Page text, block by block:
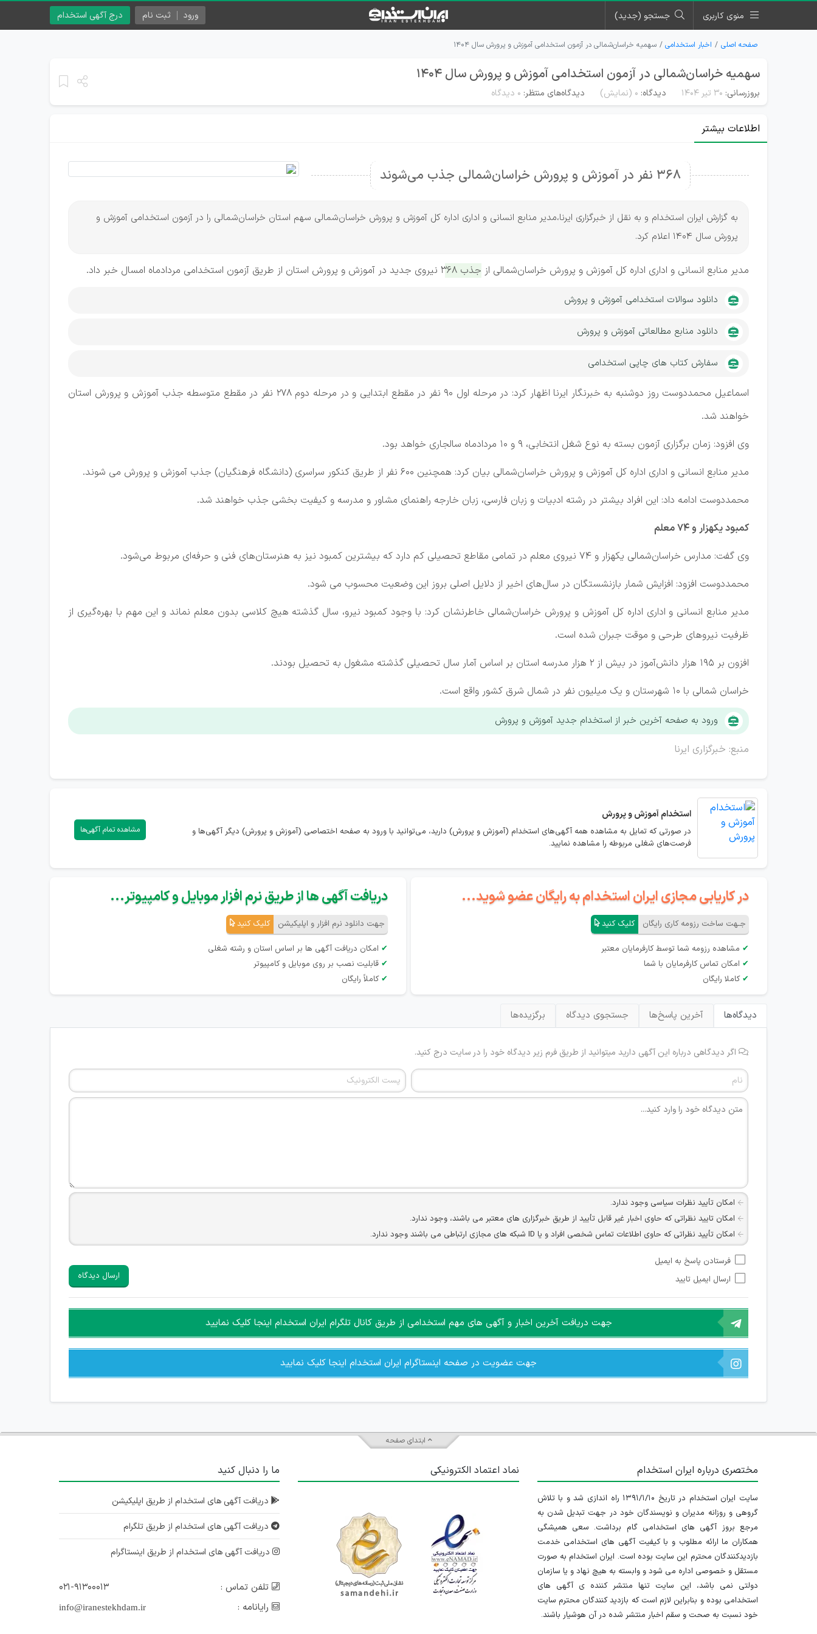
منوی کاربری جستجو (جدید) درج آگهی استخدام ورود ثبت نام
صفحه اصلی اخبار استخدامی سهمیه خراسان‌شمالی در آزمون استخدامی آموزش و پرورش سال ۱۴۰۴
سهمیه خراسان‌شمالی در آزمون استخدامی آموزش و پرورش سال ۱۴۰۴
بروزرسانی: ۳۰ تیر ۱۴۰۴ دیدگاه: 0 (نمایش) دیدگاه‌های منتظر: ۰ دیدگاه
اطلاعات بیشتر
۳۶۸ نفر در آموزش و پرورش خراسان‌شمالی جذب می‌شوند
به گزارش ایران استخدام و به نقل از خبرگزاری ایرنا،مدیر منابع انسانی و اداری اداره کل آموزش و پرورش خراسان‌شمالی سهم استان خراسان‌شمالی را در آزمون استخدامی آموزش و
پرورش سال 1404 اعلام کرد.
مدیر منابع انسانی و اداری اداره کل آموزش و پرورش خراسان‌شمالی از جذب ۳۶۸ نیروی جدید در آموزش و پرورش استان از طریق آزمون استخدامی مردادماه امسال خبر داد.
دانلود سوالات استخدامی آموزش و پرورش
دانلود منابع مطالعاتی آموزش و پرورش
سفارش کتاب های چاپی استخدامی
اسماعیل محمددوست روز دوشنبه به خبرنگار ایرنا اظهار کرد: در مرحله اول ۹۰ نفر در مقطع ابتدایی و در مرحله دوم ۲۷۸ نفر در مقطع متوسطه جذب آموزش و پرورش استان
خواهند شد.
وی افزود: زمان برگزاری آزمون بسته به نوع شغل انتخابی، ۹ و ۱۰ مردادماه سالجاری خواهد بود.
مدیر منابع انسانی و اداری اداره کل آموزش و پرورش خراسان‌شمالی بیان کرد: همچنین ۶۰۰ نفر از طریق کنکور سراسری (دانشگاه فرهنگیان) جذب آموزش و پرورش می شوند.
محمددوست ادامه داد: این افراد بیشتر در رشته ادبیات و زبان فارسی، زبان خارجه راهنمای مشاور و مدرسه و کیفیت بخشی جذب خواهند شد.
کمبود یکهزار و ۷۴ معلم
وی گفت: مدارس خراسان‌شمالی یکهزار و ۷۴ نیروی معلم در تمامی مقاطع تحصیلی کم دارد که بیشترین کمبود نیز به هنرستان‌های فنی و حرفه‌ای مربوط می‌شود.
محمددوست افزود: افزایش شمار بازنشستگان در سال‌های اخیر از دلایل اصلی بروز این وضعیت محسوب می شود.
مدیر منابع انسانی و اداری اداره کل آموزش و پرورش خراسان‌شمالی خاطرنشان کرد: با وجود کمبود نیرو، سال گذشته هیچ کلاسی بدون معلم نماند و این مهم با بهره‌گیری از
ظرفیت نیروهای طرحی و موقت جبران شده است.
افزون بر ۱۹۵ هزار دانش‌آموز در بیش از ۲ هزار مدرسه استان بر اساس آمار سال تحصیلی گذشته مشغول به تحصیل بودند.
خراسان شمالی با ۱۰ شهرستان و یک میلیون نفر در شمال شرق کشور واقع است.
ورود به صفحه آخرین خبر از استخدام جدید آموزش و پرورش
منبع: خبرگزاری ایرنا
استخدامآموزش و پرورش
در صورتی که تمایل به مشاهده همه آگهی‌های استخدام (آموزش و پرورش) دارید، می‌توانید با ورود به صفحه اختصاصی (آموزش و پرورش) دیگر آگهی‌ها و
فرصت‌های شغلی مربوطه را مشاهده نمایید.
مشاهده تمام آگهی‌ها
در کاریابی مجازی ایران استخدام به رایگان عضو شوید...
جـهت ساخت رزومه کاری رایگان کلیک کنید
✔ مشاهده رزومه شما توسط کارفرمایان معتبر
✔ امکان تماس کارفرمایان با شما
✔ کاملا رایگان
دریافت آگهی ها از طریق نرم افزار موبایل و کامپیوتر...
جهت دانلود نرم افزار و اپلیکیشن کلیک کنید
✔ امکان دریافت آگهی ها بر اساس استان و رشته شغلی
✔ قابلیت نصب بر روی موبایل و کامپیوتر
✔ کاملاً رایگان
دیدگاه‌ها آخرین پاسخ‌ها جستجوی دیدگاه برگزیده‌ها
اگر دیدگاهی درباره این آگهی دارید میتوانید از طریق فرم زیر دیدگاه خود را در سایت درج کنید.
امکان تأیید نظرات سیاسی وجود ندارد.
امکان تایید نظراتی که حاوی اخبار غیر قابل تأیید از طریق خبرگزاری های معتبر می باشند، وجود ندارد.
امکان تأیید نظراتی که حاوی اطلاعات تماس شخصی افراد و یا ID شبکه های مجازی ارتباطی می باشند وجود ندارد.
هرگونه تحریک، تحقیر و کنایه به سایر افراد (مسئول و غیر مسئول) غیر مجاز می باشد.
امکان هماهنگی برای هرگونه ملاقات حضوری چه به صورت دسته جمعی و چه فردی توسط کاربران سایت وجود ندارد.
فرستادن پاسخ به ایمیل
ارسال ایمیل تایید
ارسال دیدگاه
جهت دریافت آخرین اخبار و آگهی های مهم استخدامی از طریق کانال تلگرام ایران استخدام اینجا کلیک نمایید
جهت عضویت در صفحه اینستاگرام ایران استخدام اینجا کلیک نمایید
ابتدای صفحه
مختصری درباره ایران استخدام
سایت ایران استخدام در تاریخ ۱۳۹۱/۱/۱۰ راه اندازی شد و با تلاش
گروهی و روزانه مدیران و نویسندگان خود در جهت تبدیل شدن به
مرجع بروز آگهی های استخدامی گام برداشت. سعی همیشگی
همکاران ما ارائه مطلوب و با کیفیت آگهی های استخدامی خدمت
بازدیدکنندگان محترم این سایت بوده است. ایران استخدام به صورت
مستقل و خصوصی اداره می شود و وابسته به هیچ نهاد و یا سازمان
دولتی نمی باشد، این سایت تنها منتشر کننده ی آگهی های
استخدامی بوده و بنابراین لازم است که بازدید کنندگان محترم سایت
خود نسبت به صحت و سقم اخبار منتشر شده در آن هوشیار باشند.
نماد اعتماد الکترونیکی ما را دنبال کنید
دریافت آگهی های استخدام از طریق اپلیکیشن
دریافت آگهی های استخدام از طریق تلگرام
دریافت آگهی های استخدام از طریق اینستاگرام
تلفن تماس :
۰۲۱-۹۱۳۰۰۰۱۳
رایانامه :
info@iranestekhdam.ir